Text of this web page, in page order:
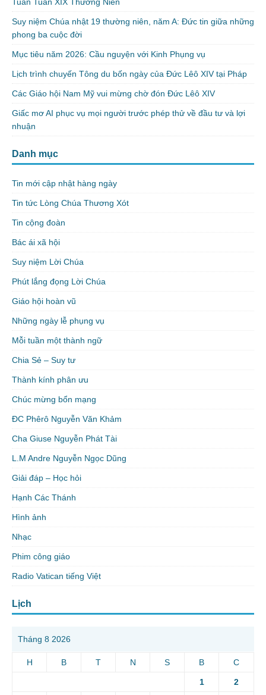
Tuần Tuần XIX Thường Niên
Suy niệm Chúa nhật 19 thường niên, năm A: Đức tin giữa những
phong ba cuộc đời
Mục tiêu năm 2026: Cầu nguyện với Kinh Phụng vụ
Lịch trình chuyến Tông du bốn ngày của Đức Lêô XIV tại Pháp
Các Giáo hội Nam Mỹ vui mừng chờ đón Đức Lêô XIV
Giấc mơ AI phục vụ mọi người trước phép thử về đầu tư và lợi
nhuận
Danh mục
Tin mới cập nhật hàng ngày
Tin tức Lòng Chúa Thương Xót
Tin cộng đoàn
Bác ái xã hội
Suy niệm Lời Chúa
Phút lắng đọng Lời Chúa
Giáo hội hoàn vũ
Những ngày lễ phụng vụ
Mỗi tuần một thành ngữ
Chia Sẻ – Suy tư
Thành kính phân ưu
Chúc mừng bổn mạng
ĐC Phêrô Nguyễn Văn Khảm
Cha Giuse Nguyễn Phát Tài
L.M Andre Nguyễn Ngọc Dũng
Giải đáp – Học hỏi
Hạnh Các Thánh
Hình ảnh
Nhạc
Phim công giáo
Radio Vatican tiếng Việt
Lịch
Tháng 8 2026
H B T N S B C
1 2